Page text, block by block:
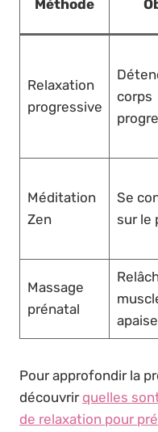
Méthode
Relaxation
progressive
corps
Méditation
Zen
Se
sur le
Massage
prénatal
Pour approfondir la
découvrir quelles
de relaxation pour